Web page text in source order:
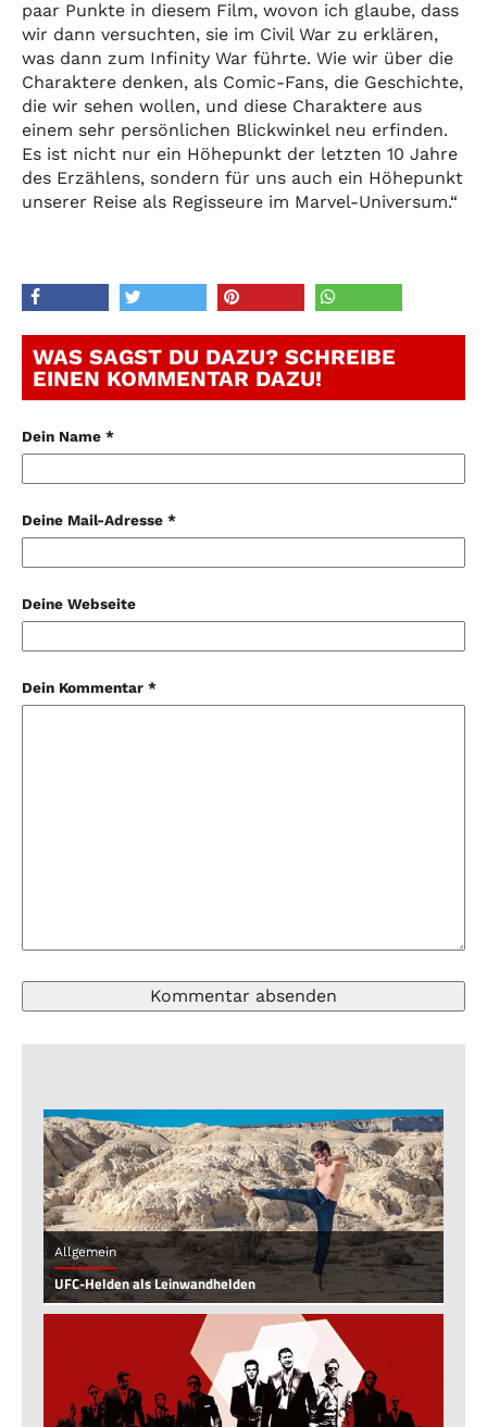
paar Punkte in diesem Film, wovon ich glaube, dass
wir dann versuchten, sie im Civil War zu erklären,
was dann zum Infinity War führte. Wie wir über die
Charaktere denken, als Comic-Fans, die Geschichte,
die wir sehen wollen, und diese Charaktere aus
einem sehr persönlichen Blickwinkel neu erfinden.
Es ist nicht nur ein Höhepunkt der letzten 10 Jahre
des Erzählens, sondern für uns auch ein Höhepunkt
unserer Reise als Regisseure im Marvel-Universum.“
WAS SAGST DU DAZU? SCHREIBE
EINEN KOMMENTAR DAZU!
Dein Name *
Deine Mail-Adresse *
Deine Webseite
Dein Kommentar *
Allgemein
UFC-Helden als Leinwandhelden